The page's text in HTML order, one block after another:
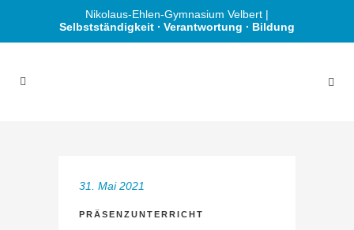
Nikolaus-Ehlen-Gymnasium Velbert |
Selbstständigkeit ∙ Verantwortung ∙ Bildung
31. Mai 2021
PRÄSENZUNTERRICHT